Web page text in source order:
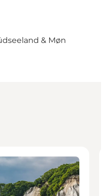
& Møn